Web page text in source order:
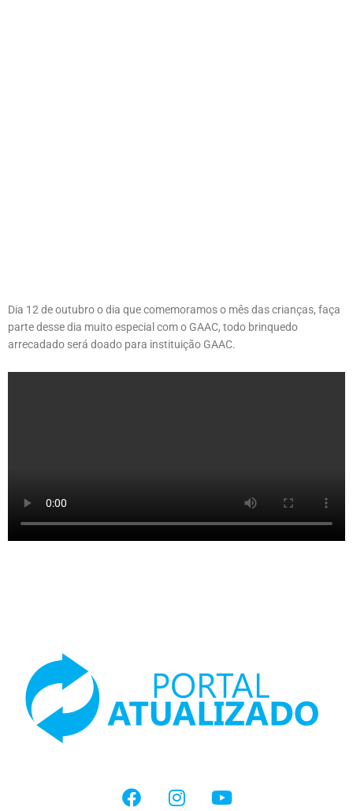
Dia 12 de outubro o dia que comemoramos o mês das crianças, faça
parte desse dia muito especial com o GAAC, todo brinquedo
arrecadado será doado para instituição GAAC.